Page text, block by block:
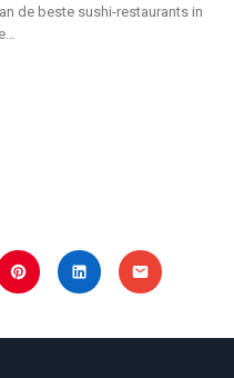
de beste sushi-restaurants in